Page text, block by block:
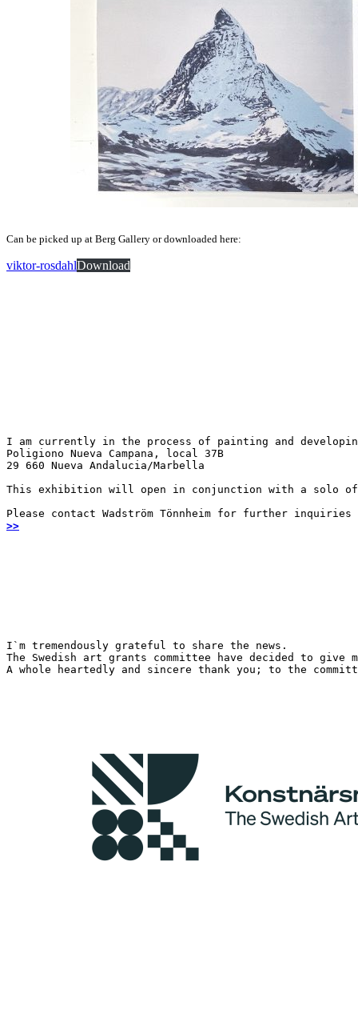
Can be picked up at Berg Gallery or downloaded here:
viktor-rosdahlDownload
I am currently in the process of painting and
Poligiono Nueva Campana, local 37B
29 660 Nueva Andalucia/Marbella
This exhibition will open in conjunction with a solo
Please contact Wadström Tönnheim for further inquiries
>>
I`m tremendously grateful to share the news.
The Swedish art grants committee have decided to
A whole heartedly and sincere thank you; to the